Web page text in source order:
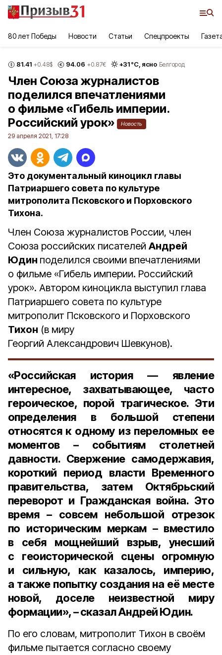
80 лет Победы Новости Статьи Спецпроекты
81.41 +0.48$ 94.06 +0.87€ +31°С, ясно Белгород
Член Союза журналистов
поделился впечатлениями
о фильме «Гибель империи.
Российский урок»
Новость
29 апреля 2021, 17:28
Это документальный киноцикл главы
Патриаршего совета по культуре
митрополита Псковского и Порховского
Тихона.
Член Союза журналистов России, член
Союза российских писателей Андрей
Юдин поделился своими впечатлениями
о фильме «Гибель империи. Российский
урок». Автором киноцикла выступил глава
Патриаршего совета по культуре
митрополит Псковского и Порховского
Тихон (в миру
Георгий Александрович Шевкунов).
«Российская история — явление
интересное, захватывающее, часто
героическое, порой трагическое. Эти
определения в большой степени
относятся к одному из переломных ее
моментов – событиям столетней
давности. Свержение самодержавия,
короткий период власти Временного
правительства, затем Октябрьский
переворот и Гражданская война. Это
время – совсем небольшой отрезок
по историческим меркам – вместило
в себя мощнейший взрыв, унесший
с геоисторической сцены огромную
и сильную, как казалось, империю,
а также попытку создания на её месте
новой, доселе неизвестной миру
формации», – сказал Андрей Юдин.
По его словам, митрополит Тихон в своём
фильме пытается согласно своему